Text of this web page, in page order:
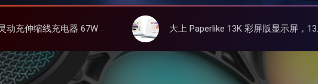
：
3C多设备同时充 大上 Paperlike 13K 彩屏版显示屏，13.3英寸高刷彩色墨水屏